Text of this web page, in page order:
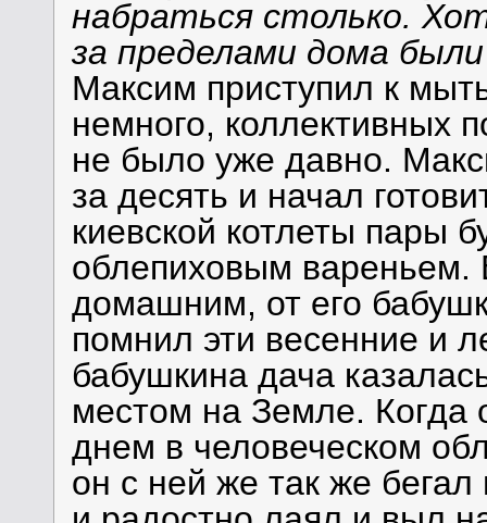
набраться столько.
за пределами дома
Максим приступил к
немного, коллективных
не было уже давно.
за десять и начал
киевской котлеты пары
облепиховым
домашним, от его
помнил эти весенние и
бабушкина дача
местом на Земле. Когда
днем в человеческом
он с ней же так же